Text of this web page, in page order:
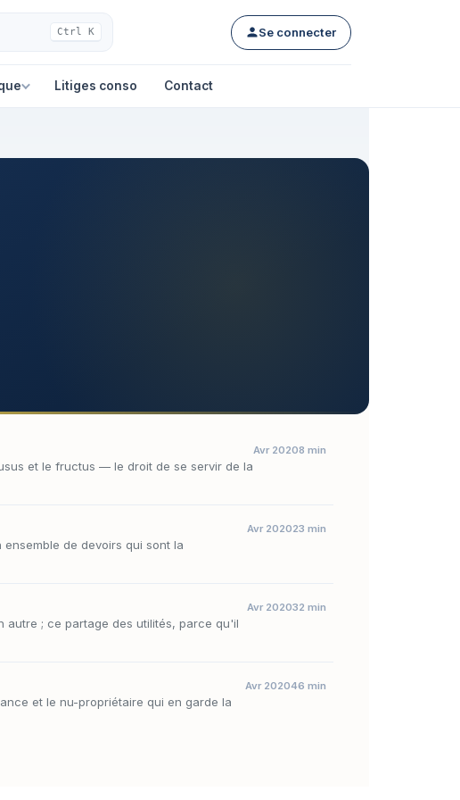
Ctrl K Se connecter
Litiges conso Contact
et le fructus — le droit de se servir de la
Avr 20208 min
de devoirs qui sont la
Avr 202023 min
; ce partage des utilités, parce qu'il
Avr 202032 min
et le nu-propriétaire qui en garde la
Avr 202046 min